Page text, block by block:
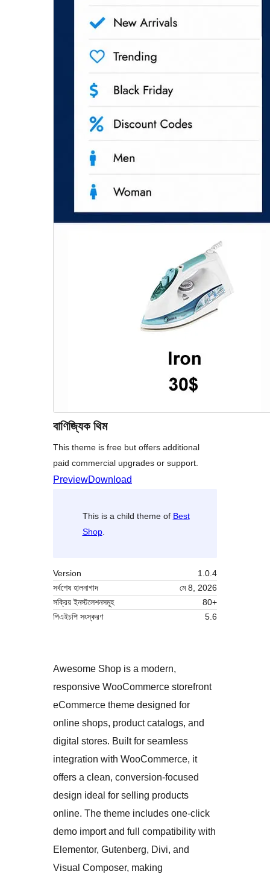
বাণিজ্যিক থিম
This theme is free but offers additional
paid commercial upgrades or support.
PreviewDownload
This is a child theme of Best
Shop.
Version
1.0.4
সর্বশেষ হালনাগাদ
মে 8, 2026
সক্রিয় ইনস্টলেশনসমূহ
80+
পিএইচপি সংস্করণ
5.6
Awesome Shop is a modern,
responsive WooCommerce storefront
eCommerce theme designed for
online shops, product catalogs, and
digital stores. Built for seamless
integration with WooCommerce, it
offers a clean, conversion-focused
design ideal for selling products
online. The theme includes one-click
demo import and full compatibility with
Elementor, Gutenberg, Divi, and
Visual Composer, making